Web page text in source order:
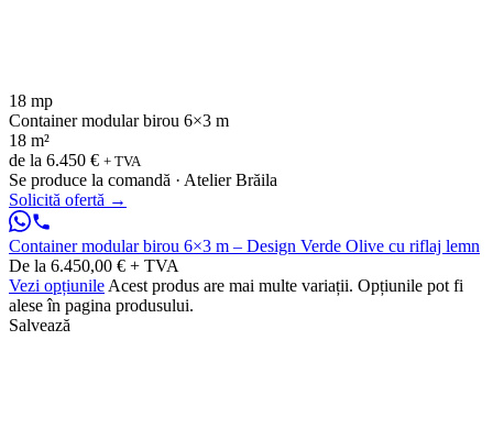
18 mp
Container modular birou 6×3 m
18 m²
de la 6.450 € + TVA
Se produce la comandă · Atelier Brăila
Solicită ofertă →
Container modular birou 6×3 m – Design Verde Olive cu riflaj lemn
De la 6.450,00 € + TVA
Vezi opțiunile Acest produs are mai multe variații. Opțiunile pot fi
alese în pagina produsului.
Salvează